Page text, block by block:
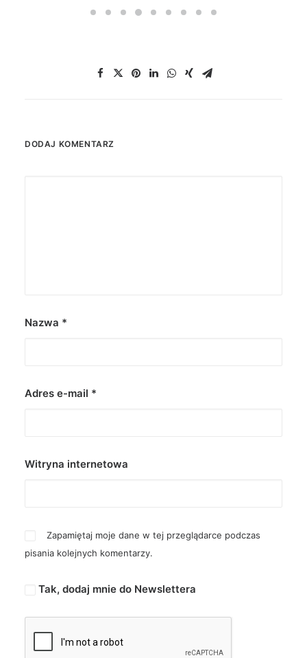
DODAJ KOMENTARZ
Nazwa *
Adres e-mail *
Witryna internetowa
Zapamiętaj moje dane w tej przeglądarce podczas
pisania kolejnych komentarzy.
Tak, dodaj mnie do Newslettera